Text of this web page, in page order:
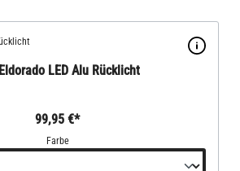
Eldorado LED Alu Rücklicht
99,95 €*
Farbe